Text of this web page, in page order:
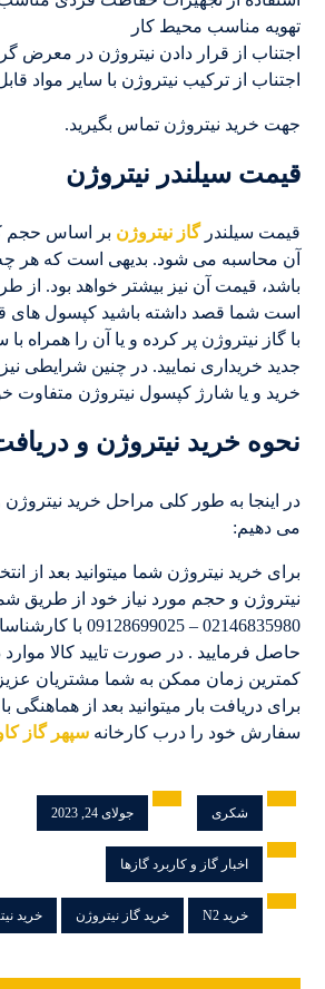
تهویه مناسب محیط کار
اجتناب از قرار دادن نیتروژن در معرض
اجتناب از ترکیب نیتروژن با سایر مواد
جهت خرید نیتروژن تماس بگیرید.
قیمت سیلندر نیتروژن
قیمت سیلندرگاز نیتروژن بر اساس حجم
آن محاسبه می شود. بدیهی است که هر
باشد، قیمت آن نیز بیشتر خواهد بود. از
است شما قصد داشته باشید کپسول های
با گاز نیتروژن پر کرده و یا آن را همراه
جدید خریداری نمایید. در چنین شرایطی
خرید و یا شارژ کپسول نیتروژن متفاوت
نحوه خرید نیتروژن و
در اینجا به طور کلی مراحل خرید
می دهیم:
برای خرید نیتروژن شما میتوانید بعد از
نیتروژن و حجم مورد نیاز خود از طریق
02146835980 –
حاصل فرمایید . در صورت تایید کالا
کمترین زمان ممکن به شما مشتریان
برای دریافت بار میتوانید بعد از هماهنگی
سفارش خود را درب کارخانه سپهر گاز
شکری جولای 24, 2023
اخبار گاز و کاربرد گازها
خرید N2 خرید گاز نیتروژن خرید